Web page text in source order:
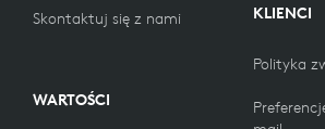
Współpracuje z popularnymi
prowadzenia rozmów, z niemal
platformami i systemami
Komputer z dostępnym portem USB-
Skontaktuj się z nami
WARTOŚCI
KLIENCI
Polityka